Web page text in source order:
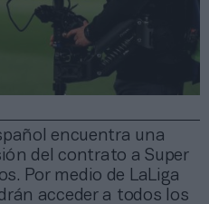
encuentra una
del contrato a Super
Por medio de LaLiga
acceder a todos los